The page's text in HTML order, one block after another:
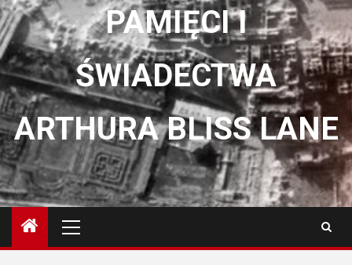
PAMIĘCI I
ŚWIADECTWA
ARTHURA BLISS LANE
główne